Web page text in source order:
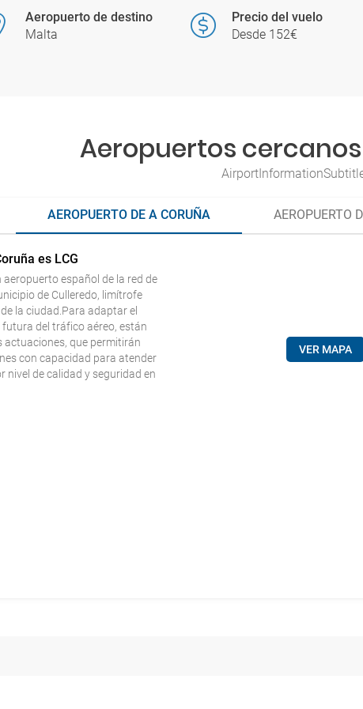
Aeropuerto de destino
Malta
Precio del vuelo
Desde 152€
Aeropuertos
AEROPUERTO DE A CORUÑA AEROPUERTO
es LCG
aeropuerto español de la red de
de Culleredo, limítrofe
la ciudad.Para adaptar el
del tráfico aéreo, están
actuaciones, que permitirán
con capacidad para atender
nivel de calidad y seguridad en
VER MAPA